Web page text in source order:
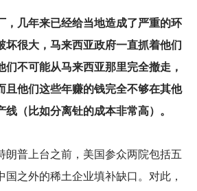
，几年来已经给当地造成了严重的环
坏很大，马来西亚政府一直抓着他们
们不可能从马来西亚那里完全撤走，
且他们这些年赚的钱完全不够在其他
线（比如分离钍的成本非常高）。
朗普上台之前，美国参众两院包括五
之外的稀土企业填补缺口。对此，